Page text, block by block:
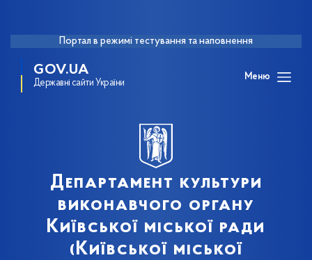
Портал в режимі тестування та наповнення
GOV.UA
Державні сайти України
Меню
Департамент культури
виконавчого органу
Київської міської ради
(Київської міської